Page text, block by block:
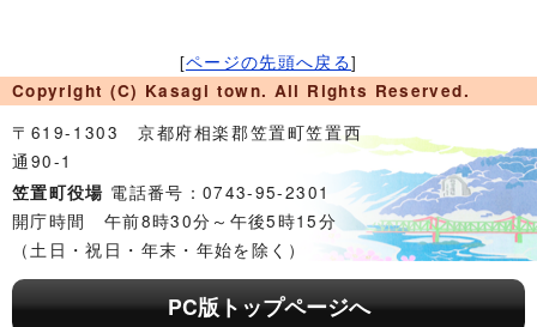
[ページの先頭へ戻る]
Copyright (C) Kasagi town. All Rights Reserved.
〒619-1303 京都府相楽郡笠置町笠置西
通90-1
笠置町役場 電話番号：0743-95-2301
開庁時間 午前8時30分～午後5時15分
（土日・祝日・年末・年始を除く）
PC版トップページへ